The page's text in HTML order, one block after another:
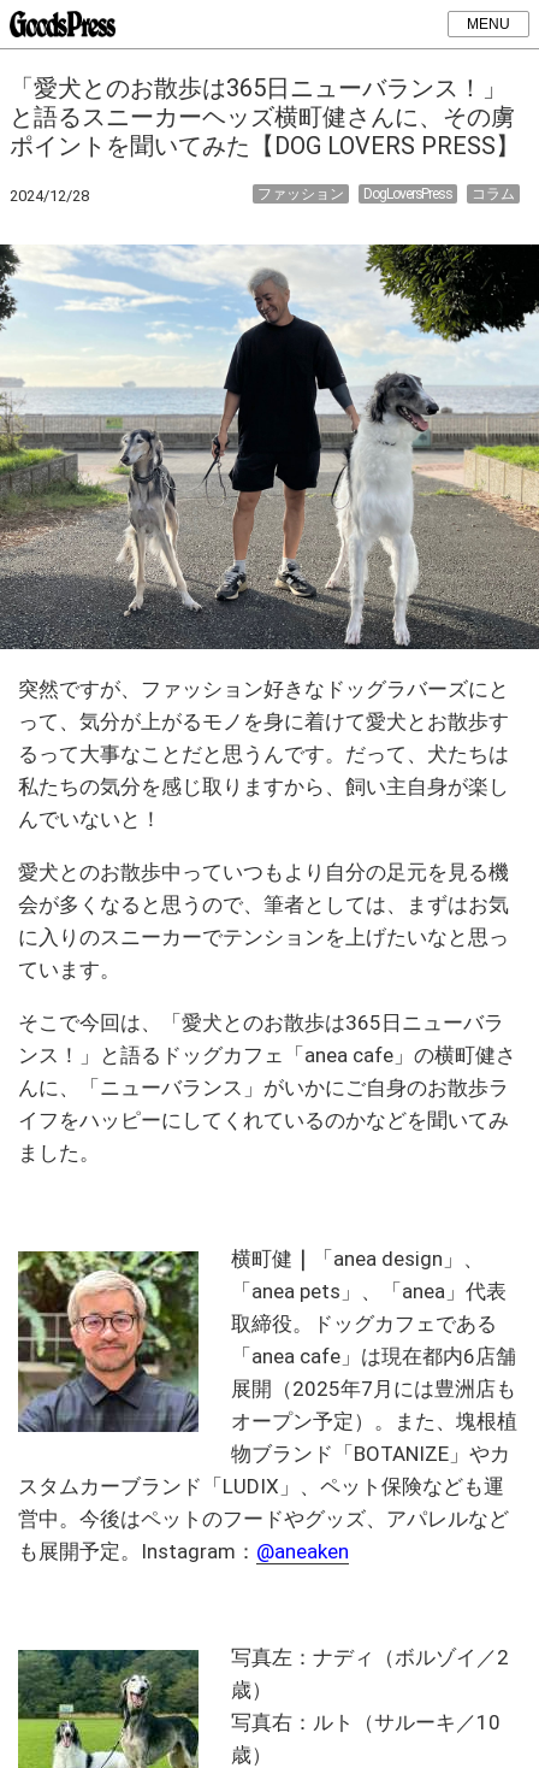
MENU
「愛犬とのお散歩は365日ニューバランス！」
と語るスニーカーヘッズ横町健さんに、その虜
ポイントを聞いてみた【DOG LOVERS PRESS】
2024/12/28 コラム
DogLoversPress
ファッション
突然ですが、ファッション好きなドッグラバーズにと
って、気分が上がるモノを身に着けて愛犬とお散歩す
るって大事なことだと思うんです。だって、犬たちは
私たちの気分を感じ取りますから、飼い主自身が楽し
んでいないと！
愛犬とのお散歩中っていつもより自分の足元を見る機
会が多くなると思うので、筆者としては、まずはお気
に入りのスニーカーでテンションを上げたいなと思っ
ています。
そこで今回は、「愛犬とのお散歩は365日ニューバラ
ンス！」と語るドッグカフェ「anea cafe」の横町健さ
んに、「ニューバランス」がいかにご自身のお散歩ラ
イフをハッピーにしてくれているのかなどを聞いてみ
ました。
横町健
「anea design」、
「anea pets」、「anea」代表
取締役。ドッグカフェである
「anea cafe」は現在都内6店舗
展開（2025年7月には豊洲店も
オープン予定）。また、塊根植
物ブランド「BOTANIZE」やカ
スタムカーブランド「LUDIX」、ペット保険なども運
営中。今後はペットのフードやグッズ、アパレルなど
も展開予定。Instagram： @aneaken
写真左：ナディ（ボルゾイ／2
歳）
写真右：ルト（サルーキ／10
歳）